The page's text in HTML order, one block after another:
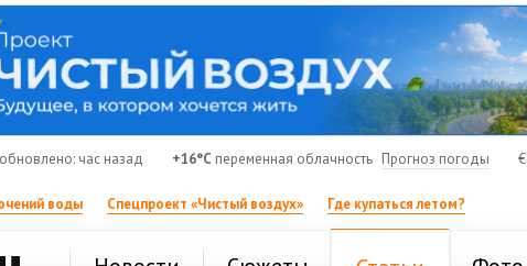
обновлено: час назад +16°C переменная облачность Прогноз погоды €
воды Спецпроект «Чистый воздух» Где купаться летом?